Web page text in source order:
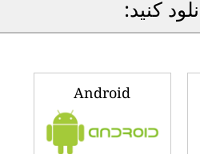
کنید:
Android